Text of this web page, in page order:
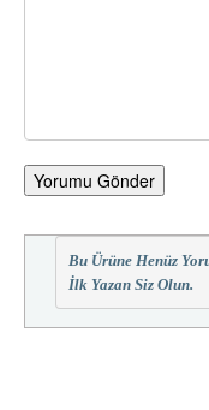
Yorumu Gönder
Bu Ürüne Henüz
İlk Yazan Siz Olun.